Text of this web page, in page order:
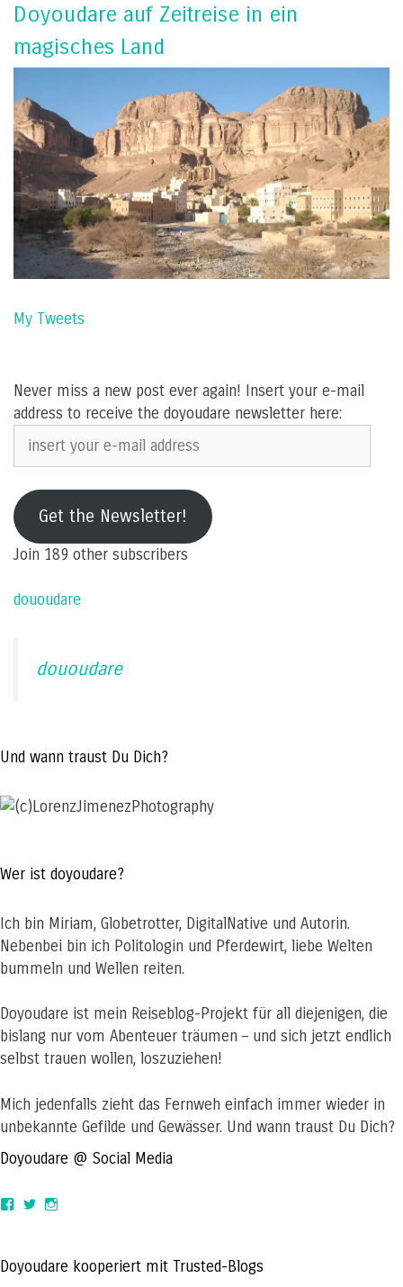
Doyoudare auf Zeitreise in ein
magisches Land
My Tweets
Never miss a new post ever again! Insert your e-mail
address to receive the doyoudare newsletter here:
insert
your
mail
addressGet the Newsletter!
Join 189 other subscribers
dououdare
dououdare
Und wann traust Du Dich?
Wer ist doyoudare?
Ich bin Miriam, Globetrotter, DigitalNative und Autorin.
Nebenbei bin ich Politologin und Pferdewirt, liebe Welten
bummeln und Wellen reiten.
Doyoudare ist mein Reiseblog-Projekt für all diejenigen, die
bislang nur vom Abenteuer träumen – und sich jetzt endlich
selbst trauen wollen, loszuziehen!
Mich jedenfalls zieht das Fernweh einfach immer wieder in
unbekannte Gefilde und Gewässer. Und wann traust Du Dich?
Doyoudare @ Social Media
View
Facebook
View
TwitterInstagram
Doyoudare kooperiert mit Trusted-Blogs